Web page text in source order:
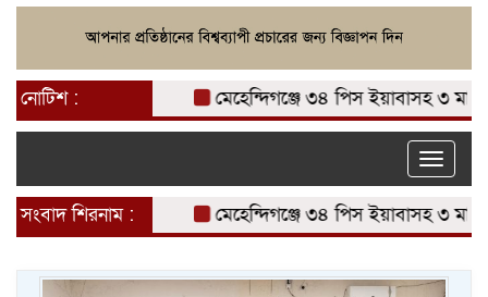
নোটিশ : মেহেন্দিগঞ্জে ৩৪ পিস ইয়াবাসহ ৩ মাদক
Toggle
সংবাদ শিরনাম :
মেহেন্দিগঞ্জে ৩৪ পিস ইয়াবাসহ ৩ মাদক